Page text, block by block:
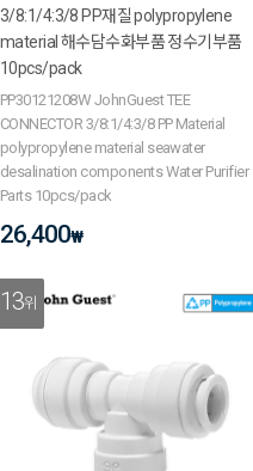
3/8:1/4:3/8 PP재질 polypropylene
material 해수담수화부품 정수기부품
10pcs/pack
PP30121208W JohnGuest TEE
CONNECTOR 3/8:1/4:3/8 PP Material
polypropylene material seawater
desalination components Water Purifier
Parts 10pcs/pack
26,400₩
13위